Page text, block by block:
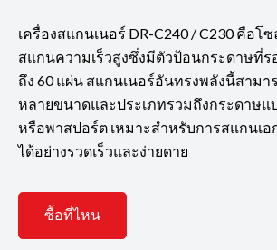
เครื่องสแกนเนอร์ DR-C240 / C230 คือโ
สแกนความเร็วสูงซึ่งมีตัวป้อนกระดาษที่ร
ถึง 60 แผ่น สแกนเนอร์อันทรงพลังนี้สามา
หลายขนาดและประเภทรวมถึงกระดาษแ
หรือพาสปอร์ต เหมาะสำหรับการสแกนเ
ได้อย่างรวดเร็วและง่ายดาย
ซื้อที่ไหน